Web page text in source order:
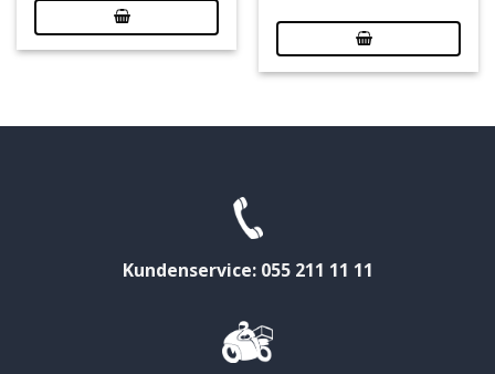
Kundenservice: 055 211 11 11